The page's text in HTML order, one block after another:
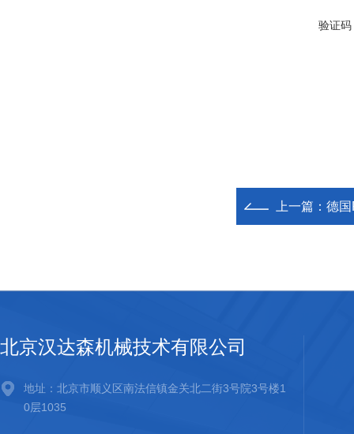
验证码
上一篇： 德
北京汉达森机械技术有限公司
地址：北京市顺义区南法信镇金关北二街3号院3号楼1
0层1035